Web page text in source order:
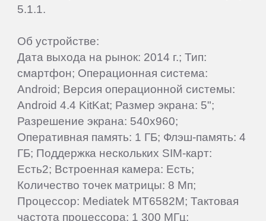
5.1.1.
Об устройстве:
Дата выхода на рынок: 2014 г.; Тип:
смартфон; Операционная система:
Android; Версия операционной системы:
Android 4.4 KitKat; Размер экрана: 5";
Разрешение экрана: 540x960;
Оперативная память: 1 ГБ; Флэш-память: 4
ГБ; Поддержка нескольких SIM-карт:
Есть2; Встроенная камера: Есть;
Количество точек матрицы: 8 Мп;
Процессор: Mediatek MT6582M; Тактовая
частота процессора: 1 300 МГц;
RugGear
Rugtel
Runbo
Samsung
Senseit
Smarty